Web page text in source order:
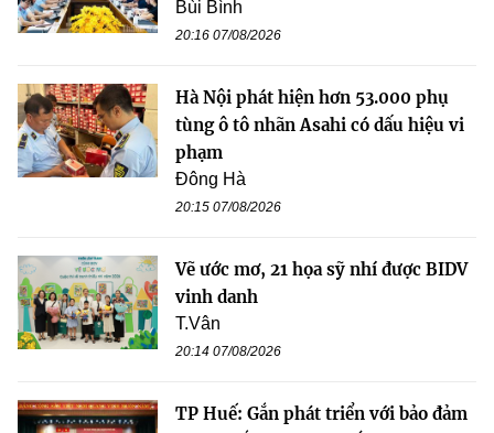
Bùi Bình
20:16 07/08/2026
Hà Nội phát hiện hơn 53.000 phụ
tùng ô tô nhãn Asahi có dấu hiệu vi
phạm
Đông Hà
20:15 07/08/2026
Vẽ ước mơ, 21 họa sỹ nhí được BIDV
vinh danh
T.Vân
20:14 07/08/2026
TP Huế: Gắn phát triển với bảo đảm